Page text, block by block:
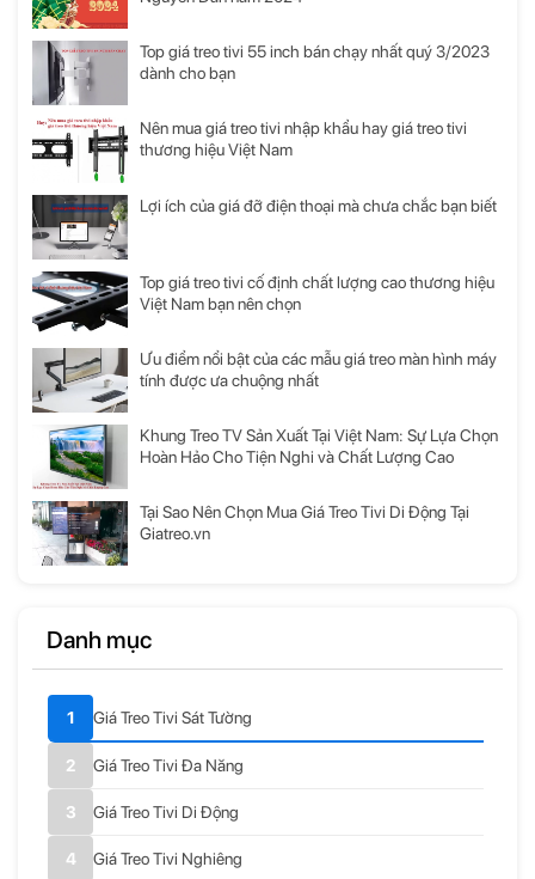
Top giá treo tivi 55 inch bán chạy nhất quý 3/2023
dành cho bạn
Nên mua giá treo tivi nhập khẩu hay giá treo tivi
thương hiệu Việt Nam
Lợi ích của giá đỡ điện thoại mà chưa chắc bạn biết
Top giá treo tivi cố định chất lượng cao thương hiệu
Việt Nam bạn nên chọn
Ưu điểm nổi bật của các mẫu giá treo màn hình máy
tính được ưa chuộng nhất
Khung Treo TV Sản Xuất Tại Việt Nam: Sự Lựa Chọn
Hoàn Hảo Cho Tiện Nghi và Chất Lượng Cao
Tại Sao Nên Chọn Mua Giá Treo Tivi Di Động Tại
Giatreo.vn
Danh mục
Giá Treo Tivi Sát Tường
Giá Treo Tivi Đa Năng
Giá Treo Tivi Di Động
Giá Treo Tivi Nghiêng